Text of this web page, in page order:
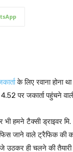
के लिए रवाना होना
पर जकार्ता पहुंचने
हमने टैक्सी ड्राइवर मि.
जाने वाले ट्रैफिक की
उठकर ही चलने की